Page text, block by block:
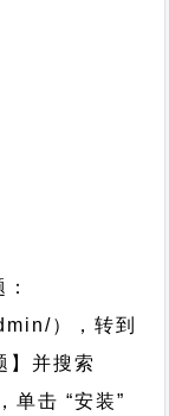
），转到
】并搜索
单击 “安装”